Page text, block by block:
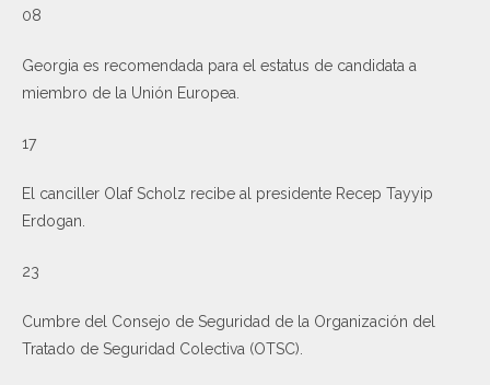
08
Georgia es recomendada para el estatus de candidata a
miembro de la Unión Europea.
17
El canciller Olaf Scholz recibe al presidente Recep Tayyip
Erdogan.
23
Cumbre del Consejo de Seguridad de la Organización del
Tratado de Seguridad Colectiva (OTSC).